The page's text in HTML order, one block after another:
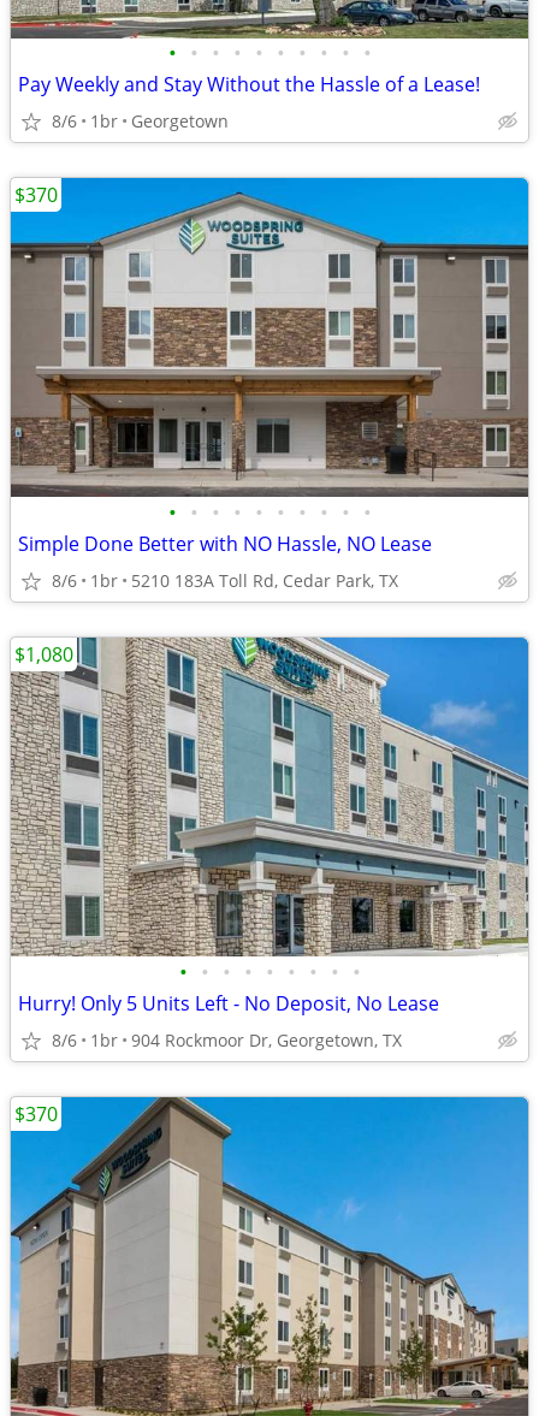
• • • • • • • • • •
Pay Weekly and Stay Without the Hassle of a Lease!
8/6 1br Georgetown
• • • • • • • • • •
Simple Done Better with NO Hassle, NO Lease
8/6 1br 5210 183A Toll Rd, Cedar Park, TX
$370
• • • • • • • • •
Hurry! Only 5 Units Left - No Deposit, No Lease
8/6 1br 904 Rockmoor Dr, Georgetown, TX
$1,080
$370